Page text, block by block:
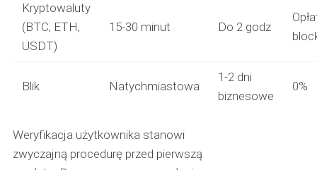
Kryptowaluty
(BTC, ETH,
USDT)
15-30 minut Do 2 godz
Blik Natychmiastowa
1-2 dni
biznesowe
0%
Weryfikacja użytkownika stanowi
zwyczajną procedurę przed pierwszą